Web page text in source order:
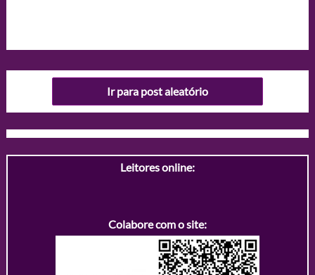
Ir para post aleatório
Leitores online:
Colabore com o site: